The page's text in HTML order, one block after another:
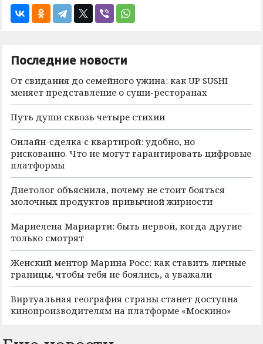
Последние новости
От свидания до семейного ужина: как UP SUSHI
меняет представление о суши-ресторанах
Путь души сквозь четыре стихии
Онлайн-сделка с квартирой: удобно, но
рискованно. Что не могут гарантировать цифровые
платформы
Диетолог объяснила, почему не стоит бояться
молочных продуктов привычной жирности
Мариелена Мариарти: быть первой, когда другие
только смотрят
Женский ментор Марина Росс: как ставить личные
границы, чтобы тебя не боялись, а уважали
Виртуальная география страны станет доступна
кинопроизводителям на платформе «Москино»